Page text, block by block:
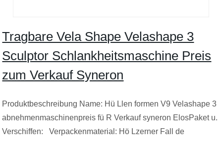
Tragbare Vela Shape Velashape 3
Sculptor Schlankheitsmaschine Preis
zum Verkauf Syneron
Produktbeschreibung Name: Hü Llen formen V9 Velashape 3
abnehmenmaschinenpreis fü R Verkauf syneron ElosPaket u.
Verschiffen: Verpackenmaterial: Hö Lzerner Fall de